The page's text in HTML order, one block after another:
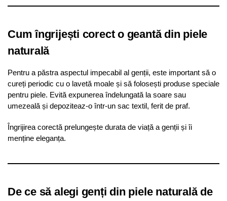
Cum îngrijești corect o geantă din piele
naturală
Pentru a păstra aspectul impecabil al genții, este important să o
cureți periodic cu o lavetă moale și să folosești produse speciale
pentru piele. Evită expunerea îndelungată la soare sau
umezeală și depoziteaz-o într-un sac textil, ferit de praf.
Îngrijirea corectă prelungește durata de viață a genții și îi
menține eleganța.
De ce să alegi genți din piele naturală de